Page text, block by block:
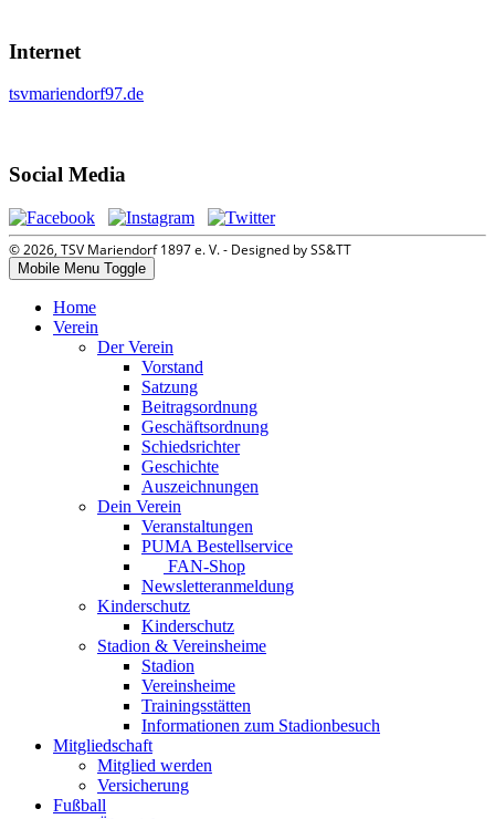
Internet
tsvmariendorf97.de
Social Media
© 2026, TSV Mariendorf 1897 e. V. - Designed by SS&TT
Mobile Menu Toggle
Home
Verein
Der Verein
Vorstand
Satzung
Beitragsordnung
Geschäftsordnung
Schiedsrichter
Geschichte
Auszeichnungen
Dein Verein
Veranstaltungen
PUMA Bestellservice
FAN-Shop
Newsletteranmeldung
Kinderschutz
Kinderschutz
Stadion & Vereinsheime
Stadion
Vereinsheime
Trainingsstätten
Informationen zum Stadionbesuch
Mitgliedschaft
Mitglied werden
Versicherung
Fußball